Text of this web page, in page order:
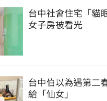
台中社會住宅「貓
女子房被看光
台中伯以為遇第二
給「仙女」